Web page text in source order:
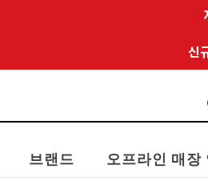
신
브랜드 오프라인 매장